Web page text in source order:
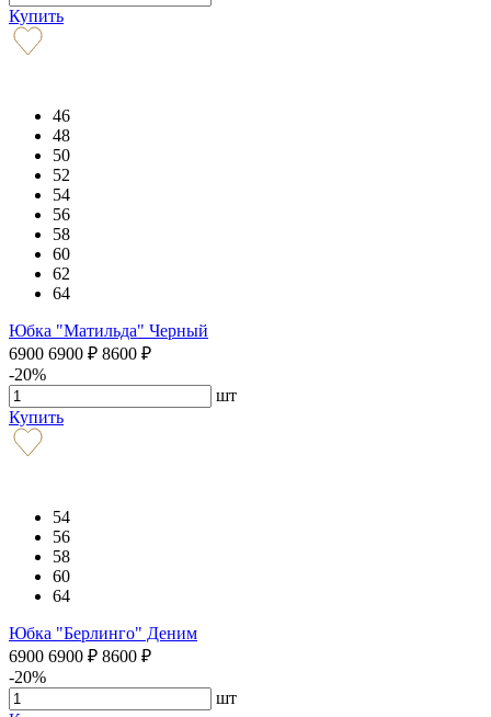
Купить
46
48
50
52
54
56
58
60
62
64
Юбка "Матильда" Черный
6900 6900 ₽ 8600 ₽
-20%
шт
Купить
54
56
58
60
64
Юбка "Берлинго" Деним
6900 6900 ₽ 8600 ₽
-20%
шт